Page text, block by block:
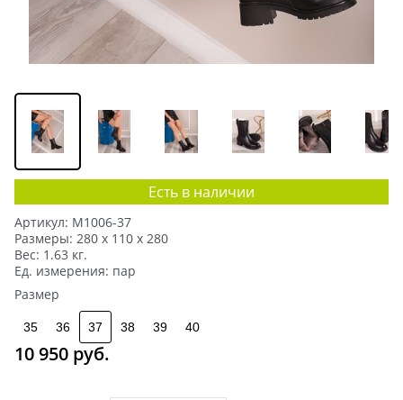
Есть в наличии
Артикул: M1006-37
Размеры: 280 x 110 x 280
Вес: 1.63 кг.
Ед. измерения: пар
Размер
35 36 37 38 39 40
10 950 руб.